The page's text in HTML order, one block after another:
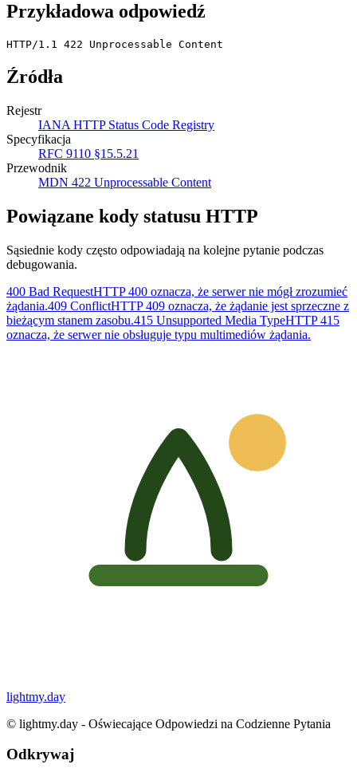
Przykładowa odpowiedź
HTTP/1.1 422 Unprocessable Content
Źródła
Rejestr
IANA HTTP Status Code Registry
Specyfikacja
RFC 9110 §15.5.21
Przewodnik
MDN 422 Unprocessable Content
Powiązane kody statusu HTTP
Sąsiednie kody często odpowiadają na kolejne pytanie podczas
debugowania.
400 Bad RequestHTTP 400 oznacza, że serwer nie mógł zrozumieć
żądania.409 ConflictHTTP 409 oznacza, że żądanie jest sprzeczne z
bieżącym stanem zasobu.415 Unsupported Media TypeHTTP 415
oznacza, że serwer nie obsługuje typu multimediów żądania.
lightmy.day
© lightmy.day - Oświecające Odpowiedzi na Codzienne Pytania
Odkrywaj